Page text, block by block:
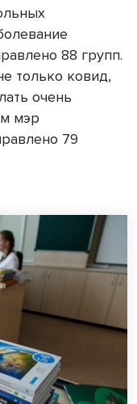
88 групп.
только ковид,
очень
мэр
79